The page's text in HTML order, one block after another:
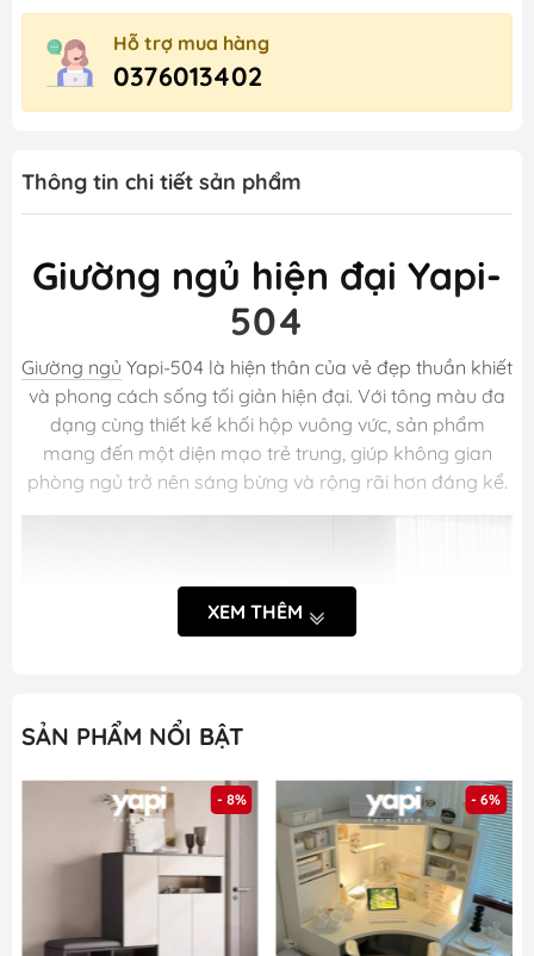
Hỗ trợ mua hàng
0376013402
Thông tin chi tiết sản phẩm
Giường ngủ hiện đại Yapi-
504
Giường ngủ Yapi-504 là hiện thân của vẻ đẹp thuần khiết
và phong cách sống tối giản hiện đại. Với tông màu đa
dạng cùng thiết kế khối hộp vuông vức, sản phẩm
mang đến một diện mạo trẻ trung, giúp không gian
phòng ngủ trở nên sáng bừng và rộng rãi hơn đáng kể.
XEM THÊM
SẢN PHẨM NỔI BẬT
- 8% - 6%